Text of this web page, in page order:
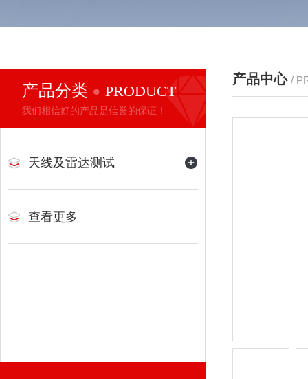
产品分类 PRODUCT
我们相信好的产品是信誉的保证！
天线及雷达测试
查看更多
产品中心 /